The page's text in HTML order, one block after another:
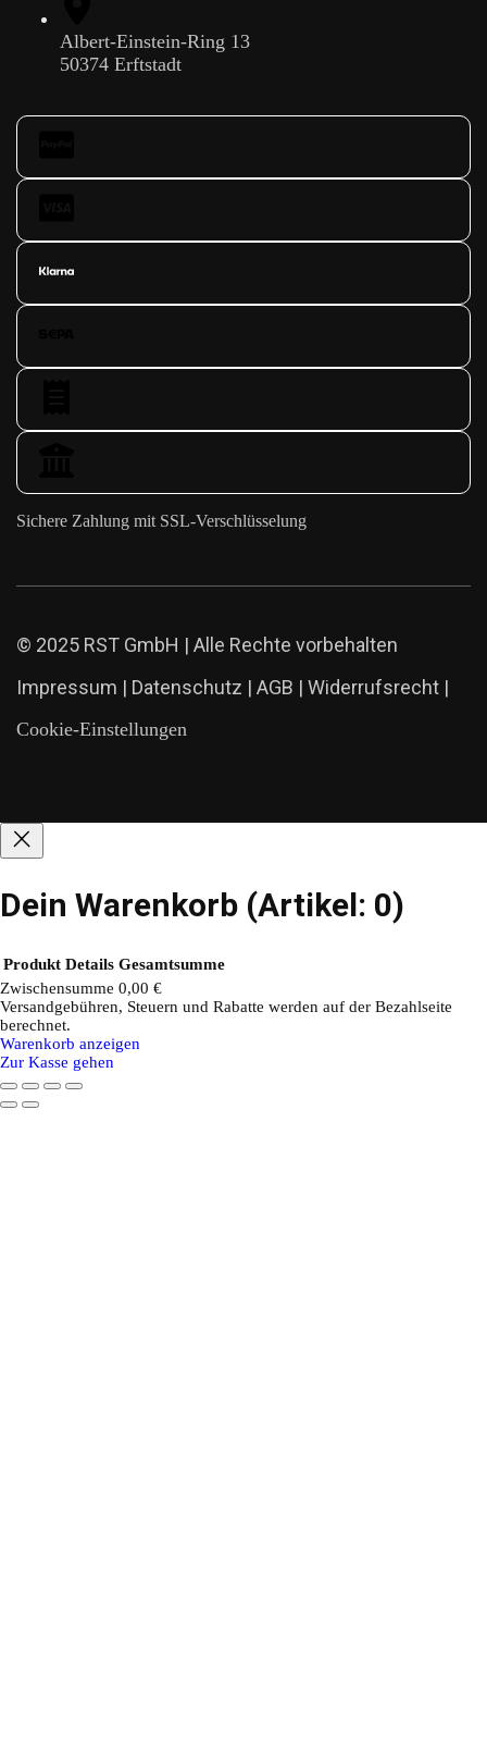
Albert-Einstein-Ring 13
50374 Erftstadt
Sichere Zahlung mit SSL-Verschlüsselung
© 2025 RST GmbH | Alle Rechte vorbehalten
Impressum | Datenschutz | AGB | Widerrufsrecht |
Cookie-Einstellungen
Dein Warenkorb (Artikel: 0)
Produkte
im
Warenkorb
Produkt Details Gesamtsumme
Zwischensumme 0,00 €
Versandgebühren, Steuern und Rabatte werden auf der Bezahlseite
berechnet.
Warenkorb anzeigen
Zur Kasse gehen